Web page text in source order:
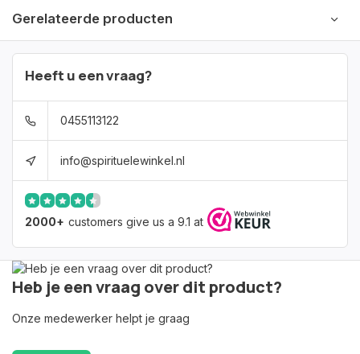
Gerelateerde producten
Heeft u een vraag?
0455113122
info@spirituelewinkel.nl
2000+ customers give us a 9.1 at
Heb je een vraag over dit product?
Onze medewerker helpt je graag